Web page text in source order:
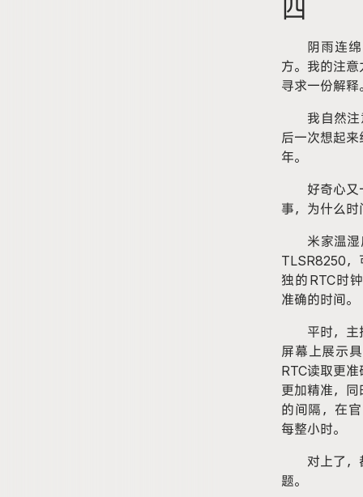
四
阴雨连
方。我的注
寻求一份解释
我自然
后一次想起
年。
好奇心又
事，为什么时
米家温
TLSR8250，
独的RTC时
准确的时间。
平时，主
屏幕上展示
RTC读取更
更加精准，
的间隔，在
每整小时。
对上了，
题。